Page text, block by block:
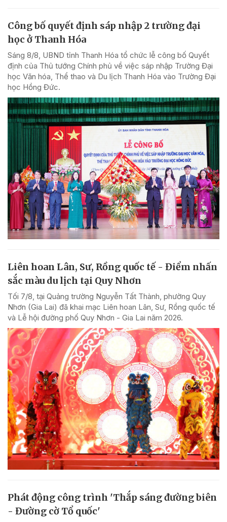
Công bố quyết định sáp nhập 2 trường đại
học ở Thanh Hóa
Sáng 8/8, UBND tỉnh Thanh Hóa tổ chức lễ công bố Quyết
định của Thủ tướng Chính phủ về việc sáp nhập Trường Đại
học Văn hóa, Thể thao và Du lịch Thanh Hóa vào Trường Đại
học Hồng Đức.
Liên hoan Lân, Sư, Rồng quốc tế - Điểm nhấn
sắc màu du lịch tại Quy Nhơn
Tối 7/8, tại Quảng trường Nguyễn Tất Thành, phường Quy
Nhơn (Gia Lai) đã khai mạc Liên hoan Lân, Sư, Rồng quốc tế
và Lễ hội đường phố Quy Nhơn - Gia Lai năm 2026.
Phát động công trình 'Thắp sáng đường biên
- Đường cờ Tổ quốc'